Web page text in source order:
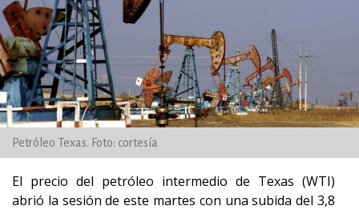
Petróleo Texas. Foto: cortesía
El precio del petróleo intermedio de Texas (WTI)
abrió la sesión de este martes con una subida del 3,8